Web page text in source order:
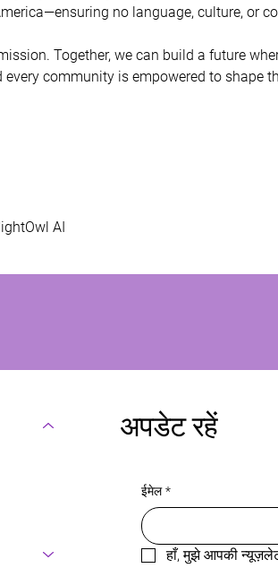
no language, culture, or
Together, we can build a future
every community is empowered to shape
AI
अपडेट रहें
ईमेल *
हाँ, मुझे आपकी